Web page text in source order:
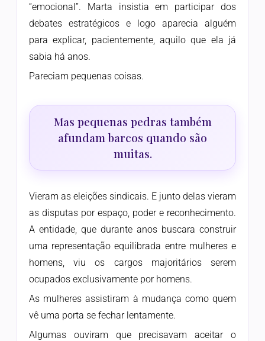
“emocional”. Marta insistia em participar dos
debates estratégicos e logo aparecia alguém
para explicar, pacientemente, aquilo que ela já
sabia há anos.
Pareciam pequenas coisas.
Mas pequenas pedras também
afundam barcos quando são
muitas.
Vieram as eleições sindicais. E junto delas vieram
as disputas por espaço, poder e reconhecimento.
A entidade, que durante anos buscara construir
uma representação equilibrada entre mulheres e
homens, viu os cargos majoritários serem
ocupados exclusivamente por homens.
As mulheres assistiram à mudança como quem
vê uma porta se fechar lentamente.
Algumas ouviram que precisavam aceitar o